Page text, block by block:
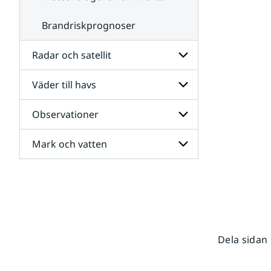
Brandriskprognoser
Radar och satellit
Undersidor
för
Radar
och
satellit
Väder till havs
Undersidor
för
Väder
till
havs
Observationer
Undersidor
för
Mark och vatten
Dela sidan